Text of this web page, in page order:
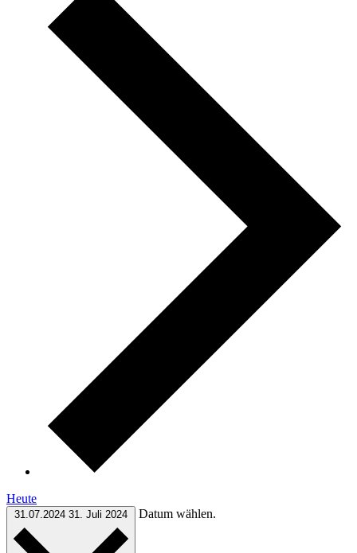
Heute
31.07.2024 31. Juli 2024 Datum wählen.